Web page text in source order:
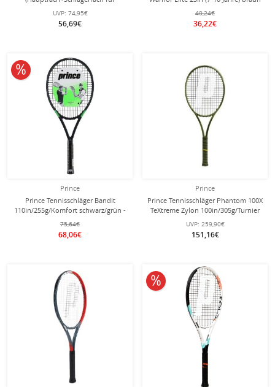
UVP: 74,95€
56,69€
40,24€
36,22€
Prince
Prince Tennisschläger Bandit
110in/255g/Komfort schwarz/grün -
75,64€
68,06€
10% reduziert
Prince
Prince Tennisschläger Phantom 100X
TeXtreme Zylon 100in/305g/Turnier
UVP: 259,90€
151,16€
10% reduziert